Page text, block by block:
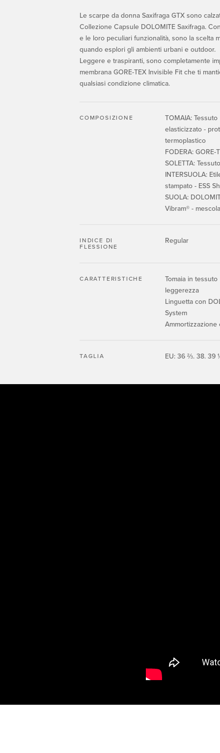
Le scarpe da donna Saxifraga GTX sono
Collezione Capsule DOLOMITE Saxifraga.
e le loro peculiari funzionalità, sono la scelta
quando esplori gli ambienti urbani e outdoor.
Leggere e traspiranti, sono completamente
membrana GORE-TEX Invisible Fit che ti
qualsiasi condizione climatica.
COMPOSIZIONE
TOMAIA:
elasticizzato -
termoplastico
FODERA: GORE-
SOLETTA:
INTERSUOLA:
stampato - ESS
SUOLA:
Vibram® -
INDICE DI
FLESSIONE
Regular
CARATTERISTICHE
Tomaia in
leggerezza
Linguetta con
System
Ammortizzazione
TAGLIA EU: 36 ⅔. 38.